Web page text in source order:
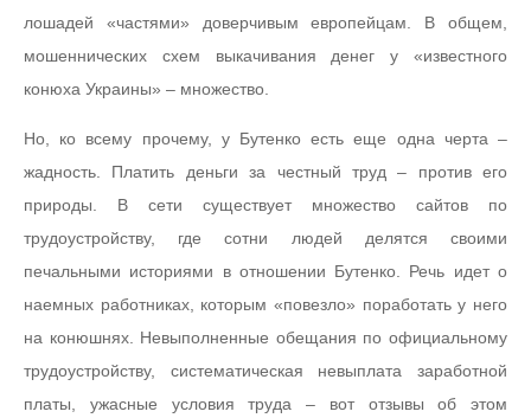
лошадей «частями» доверчивым европейцам. В общем,
мошеннических схем выкачивания денег у «известного
конюха Украины» – множество.
Но, ко всему прочему, у Бутенко есть еще одна черта –
жадность. Платить деньги за честный труд – против его
природы. В сети существует множество сайтов по
трудоустройству, где сотни людей делятся своими
печальными историями в отношении Бутенко. Речь идет о
наемных работниках, которым «повезло» поработать у него
на конюшнях. Невыполненные обещания по официальному
трудоустройству, систематическая невыплата заработной
платы, ужасные условия труда – вот отзывы об этом